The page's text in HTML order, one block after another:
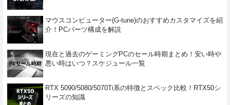
マウスコンピューター(G-tune)のおすすめカスタマイズを紹
介！PCパーツ構成を解説
現在と過去のゲーミングPCのセール時期まとめ！安い時や
悪い時はいつ？スケジュール一覧
RTX 5090/5080/5070Ti系の特徴とスペック比較！RTX50シ
リーズの知識